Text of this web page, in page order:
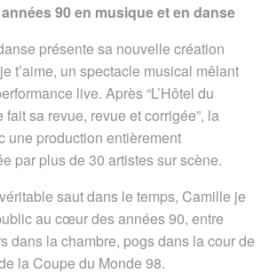
90 en musique et en danse
présente sa nouvelle création
t’aime, un spectacle musical mêlant
live. Après “L’Hôtel du
fait sa revue, revue et corrigée”, la
une production entièrement
par plus de 30 artistes sur scène.
saut dans le temps, Camille je
au cœur des années 90, entre
dans la chambre, pogs dans la cour de
la Coupe du Monde 98.